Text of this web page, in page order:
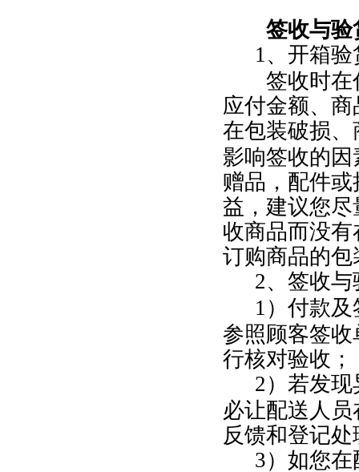
签收与验
1、开箱验
签收时在付
应付金额、
在包装破损
影响签收的
赠品，配件
益，建议您
收商品而没
订购商品的
2、签收
1 ）付款
参照顾客签
行核对验收；
2 ）若发
必让配送人
反馈和登记处
3）如您